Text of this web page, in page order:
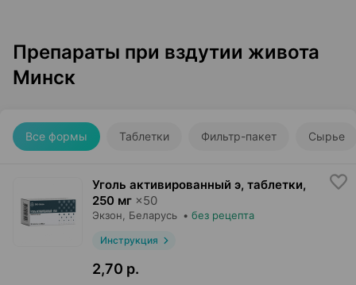
Препараты при вздутии живота
Минск
Все формы Таблетки Фильтр-пакет Сырье
Уголь активированный э, таблетки,
250 мг ×50
Экзон , Беларусь • без рецепта
Инструкция
2,70 р.